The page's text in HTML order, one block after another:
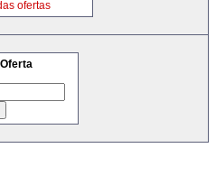
ofertas